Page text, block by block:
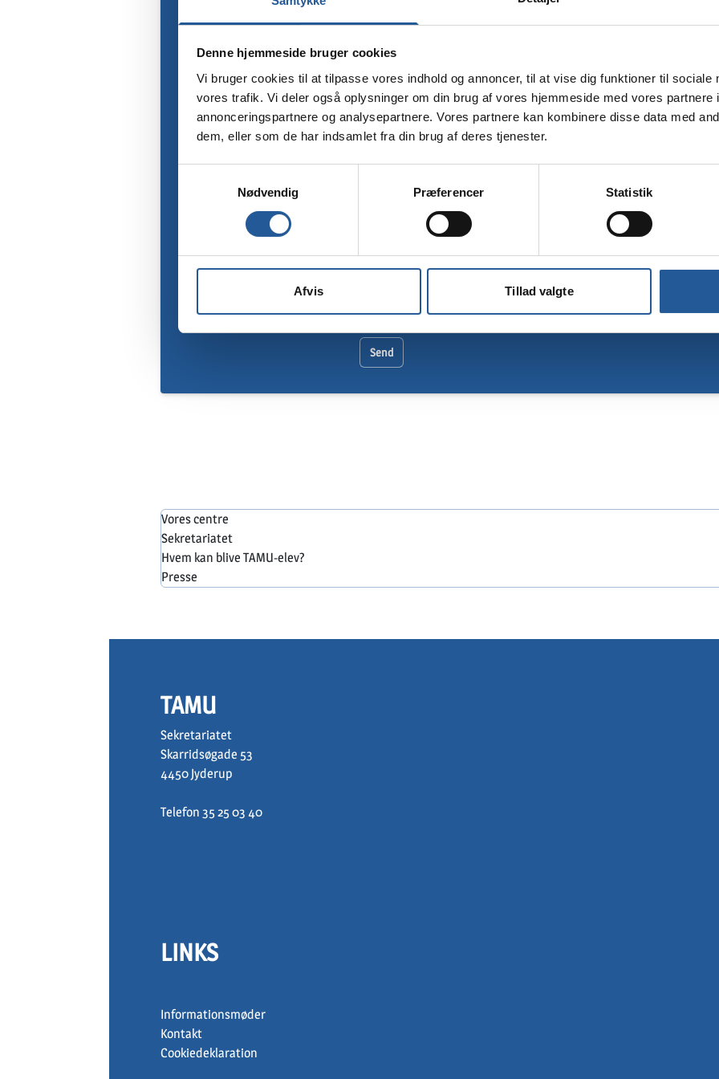
Denne hjemmeside bruger cookies
Vi bruger cookies til at tilpasse vores indhold og annoncer, til at vise dig funktioner til sociale
vores trafik. Vi deler også oplysninger om din brug af vores hjemmeside med vores partnere
annonceringspartnere og analysepartnere. Vores partnere kan kombinere disse data med
dem, eller som de har indsamlet fra din brug af deres tjenester.
Nødvendig
Præferencer Statistik
Afvis Tillad valgte
Email*
Send
Vores centre
Sekretariatet
Hvem kan blive TAMU-elev?
Presse
TAMU
Sekretariatet
Skarridsøgade 53
4450 Jyderup
Telefon 35 25 03 40
LINKS
Informationsmøder
Kontakt
Cookiedeklaration